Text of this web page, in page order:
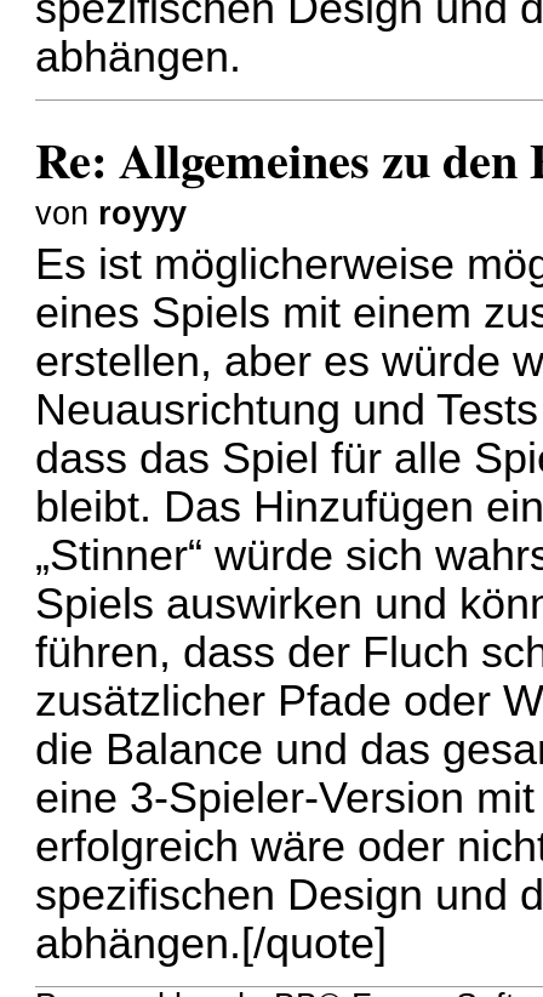
abhängen.
Re: Allgemeines zu
von royyy
Es ist möglicherweise
eines Spiels mit einem
erstellen, aber es würde
Neuausrichtung und
dass das Spiel für alle
bleibt. Das Hinzufügen
„Stinner“ würde sich
Spiels auswirken und
führen, dass der Fluch
zusätzlicher Pfade oder
die Balance und das
eine 3-Spieler-Version
erfolgreich wäre oder
spezifischen Design und
abhängen.[/quote]